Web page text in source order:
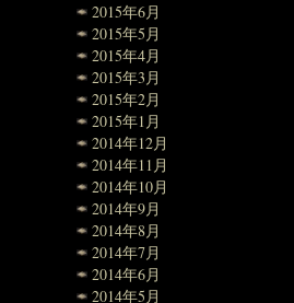
2015年6月
2015年5月
2015年4月
2015年3月
2015年2月
2015年1月
2014年12月
2014年11月
2014年10月
2014年9月
2014年8月
2014年7月
2014年6月
2014年5月